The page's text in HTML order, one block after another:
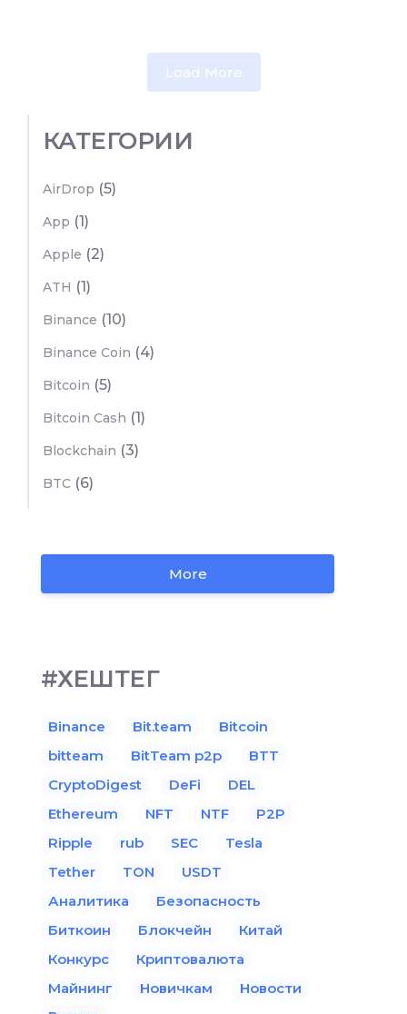
Load More
КАТЕГОРИИ
AirDrop (5)
App (1)
Apple (2)
ATH (1)
Binance (10)
Binance Coin (4)
Bitcoin (5)
Bitcoin Cash (1)
Blockchain (3)
BTC (6)
More
#ХЕШТЕГ
Binance Bit.team
Bitcoin
bitteam
BitTeam p2p
BTT
CryptoDigest
DeFi
DEL
Ethereum
NFT NTF
P2P
Ripple
rub SEC
Tesla
Tether
TON
USDT
Аналитика
Безопасность
Биткоин
Блокчейн
Китай
Конкурс
Криптовалюта
Майнинг
Новичкам
Новости